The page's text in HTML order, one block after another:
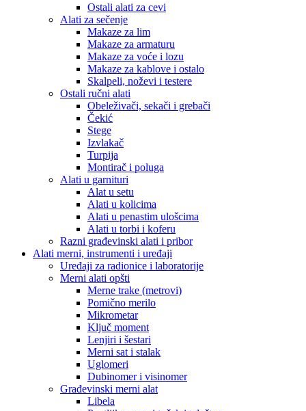
Ostali alati za cevi
Alati za sečenje
Makaze za lim
Makaze za armaturu
Makaze za voće i lozu
Makaze za kablove i ostalo
Skalpeli, noževi i testere
Ostali ručni alati
Obeleživači, sekači i grebači
Čekić
Stege
Izvlakač
Turpija
Montirač i poluga
Alati u garnituri
Alat u setu
Alati u kolicima
Alati u penastim ulošcima
Alati u torbi i koferu
Razni građevinski alati i pribor
Alati merni, instrumenti i uređaji
Uređaji za radionice i laboratorije
Merni alati opšti
Merne trake (metrovi)
Pomično merilo
Mikrometar
Ključ moment
Lenjiri i šestari
Merni sat i stalak
Uglomeri
Dubinomer i visinomer
Građevinski merni alat
Libela